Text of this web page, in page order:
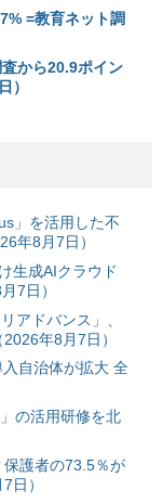
=教育ネット調
から20.9ポイン
）
」を活用した不
年8月7日）
生成AIクラウド
7日）
アドバンス」、
年8月7日）
自治体が拡大 全
の活用研修を北
護者の73.5％が
日）